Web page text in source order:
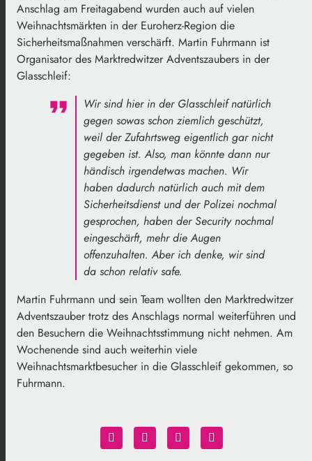
Anschlag am Freitagabend wurden auch auf vielen
Weihnachtsmärkten in der Euroherz-Region die
Sicherheitsmaßnahmen verschärft. Martin Fuhrmann ist
Organisator des Marktredwitzer Adventszaubers in der
Glasschleif:
Wir sind hier in der Glasschleif natürlich
gegen sowas schon ziemlich geschützt,
weil der Zufahrtsweg eigentlich gar nicht
gegeben ist. Also, man könnte dann nur
händisch irgendetwas machen. Wir
haben dadurch natürlich auch mit dem
Sicherheitsdienst und der Polizei nochmal
gesprochen, haben der Security nochmal
eingeschärft, mehr die Augen
offenzuhalten. Aber ich denke, wir sind
da schon relativ safe.
Martin Fuhrmann und sein Team wollten den Marktredwitzer
Adventszauber trotz des Anschlags normal weiterführen und
den Besuchern die Weihnachtsstimmung nicht nehmen. Am
Wochenende sind auch weiterhin viele
Weihnachtsmarktbesucher in die Glasschleif gekommen, so
Fuhrmann.